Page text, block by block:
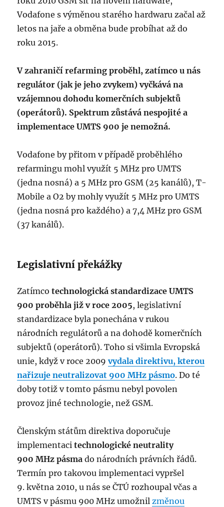
Vodafone s výměnou starého hardwaru začal až
letos na jaře a obměna bude probíhat až do
roku 2015.
V zahraničí refarming proběhl, zatímco u nás
regulátor (jak je jeho zvykem) vyčkává na
vzájemnou dohodu komerčních subjektů
(operátorů). Spektrum zůstává nespojité a
implementace UMTS 900 je nemožná.
Vodafone by přitom v případě proběhlého
refarmingu mohl využít 5 MHz pro UMTS
(jedna nosná) a 5 MHz pro GSM (25 kanálů), T-
Mobile a O2 by mohly využít 5 MHz pro UMTS
(jedna nosná pro každého) a 7,4 MHz pro GSM
(37 kanálů).
Legislativní překážky
Zatímcotechnologická standardizace UMTS
900 proběhla již v roce 2005, legislativní
standardizace byla ponechána v rukou
národních regulátorů a na dohodě komerčních
subjektů (operátorů). Toho si všimla Evropská
unie, když v roce 2009vydala direktivu, kterou
nařizuje neutralizovat 900 MHz pásmo. Do té
doby totiž v tomto pásmu nebyl povolen
provoz jiné technologie, než GSM.
Členským státům direktiva doporučuje
implementacitechnologické neutrality
900 MHz pásma do národních právních řádů.
Termín pro takovou implementaci vypršel
9. května 2010, u nás se ČTÚ rozhoupal včas a
UMTS v pásmu 900 MHz umožnilzměnou